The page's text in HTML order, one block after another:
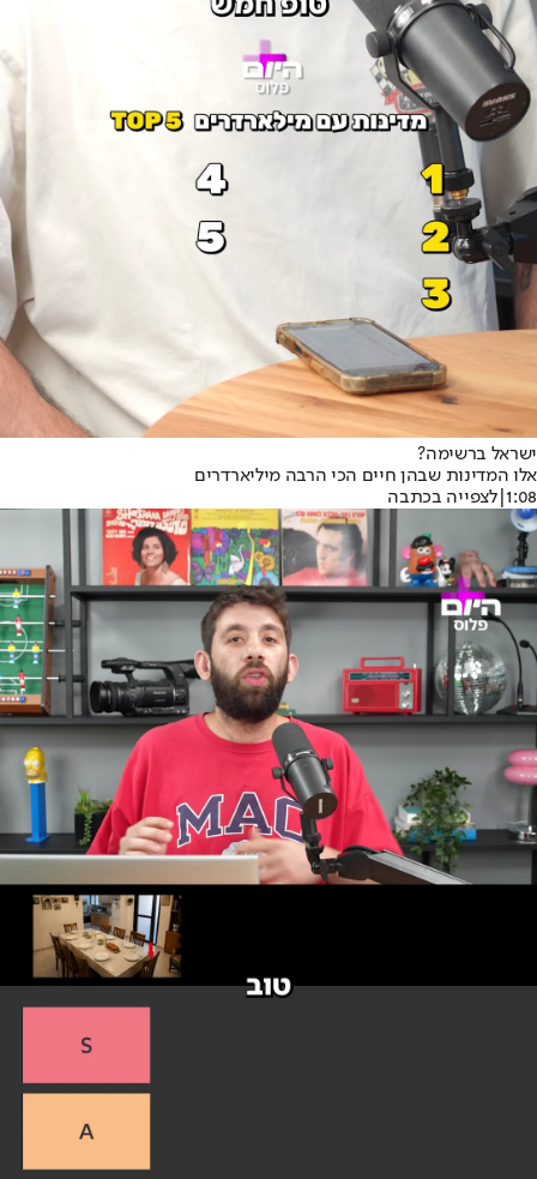
ישראל ברשימה?
אלו המדינות שבהן חיים הכי הרבה מיליארדרים
1:08
|לצפייה בכתבה